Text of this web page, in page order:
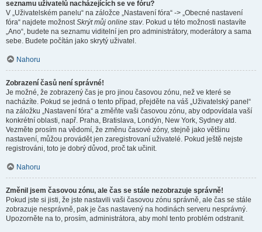
seznamu uživatelů nacházejících se ve fóru?
V „Uživatelském panelu“ na záložce „Nastavení fóra“ -> „Obecné nastavení
fóra“ najdete možnostSkrýt můj online stav. Pokud u této možnosti nastavíte
„Ano“, budete na seznamu viditelní jen pro administrátory, moderátory a sama
sebe. Budete počítán jako skrytý uživatel.
Nahoru
Zobrazení časů není správné!
Je možné, že zobrazený čas je pro jinou časovou zónu, než ve které se
nacházíte. Pokud se jedná o tento případ, přejděte na váš „Uživatelský panel“
na záložku „Nastavení fóra“ a změňte vaši časovou zónu, aby odpovídala vaší
konkrétní oblasti, např. Praha, Bratislava, Londýn, New York, Sydney atd.
Vezměte prosím na vědomí, že změnu časové zóny, stejně jako většinu
nastavení, můžou provádět jen zaregistrovaní uživatelé. Pokud ještě nejste
registrováni, toto je dobrý důvod, proč tak učinit.
Nahoru
Změnil jsem časovou zónu, ale čas se stále nezobrazuje správně!
Pokud jste si jisti, že jste nastavili vaši časovou zónu správně, ale čas se stále
zobrazuje nesprávně, pak je čas nastavený na hodinách serveru nesprávný.
Upozorněte na to, prosím, administrátora, aby mohl tento problém odstranit.